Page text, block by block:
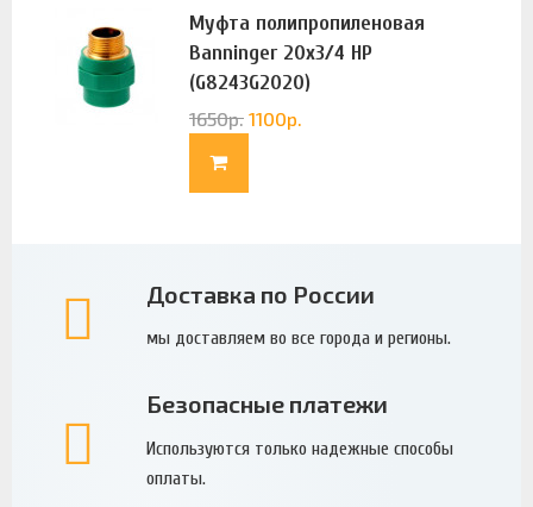
Муфта полипропиленовая
Banninger 20х3/4 НР
(G8243G2020)
1650р. 1100р.
Доставка по России
мы доставляем во все города и регионы.
Безопасные платежи
Используются только надежные способы
оплаты.